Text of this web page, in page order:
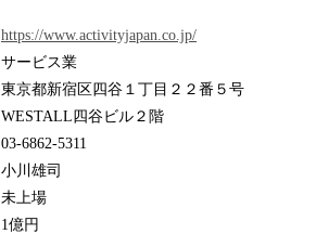
https://www.activityjapan.co.jp/
サービス業
東京都新宿区四谷１丁目２２番５号
WESTALL四谷ビル２階
03-6862-5311
小川雄司
未上場
1億円